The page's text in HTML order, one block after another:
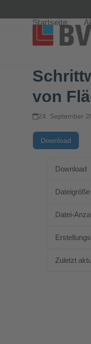
Startseite
von
24. September
Download
Download
Dateigröße
Datei-
Zuletzt